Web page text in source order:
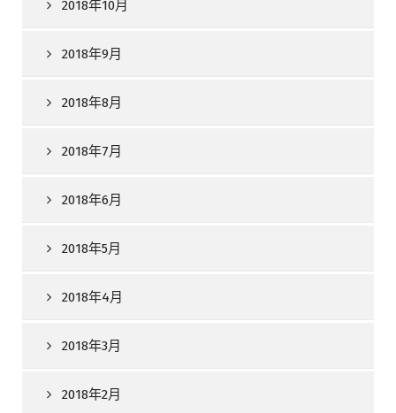
2018年10月
2018年9月
2018年8月
2018年7月
2018年6月
2018年5月
2018年4月
2018年3月
2018年2月